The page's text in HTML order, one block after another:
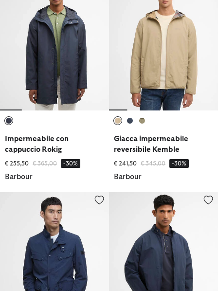
Impermeabile con
cappuccio Rokig
€ 255,50 Prezzo ridotto da
€ 365,00a -30%
Barbour
Giacca impermeabile
reversibile Kemble
€ 241,50 Prezzo ridotto da
€ 345,00a -30%
Barbour
Giacca antipioggia Modern Duke Giacca estiva antipioggia